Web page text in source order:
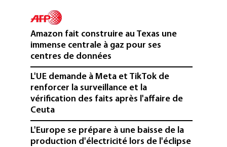
Amazon fait construire au Texas une
immense centrale à gaz pour ses
centres de données
L'UE demande à Meta et TikTok de
renforcer la surveillance et la
vérification des faits après l'affaire de
Ceuta
L'Europe se prépare à une baisse de la
production d'électricité lors de l'éclipse